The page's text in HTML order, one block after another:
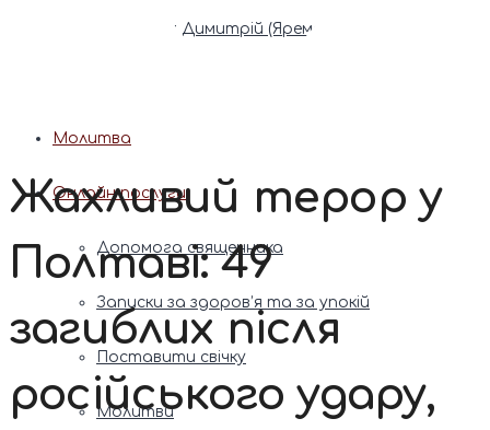
Патріарх Димитрій (Ярема)
Молитва
Онлайн послуги
Допомога священника
Записки за здоров’я та за упокій
Поставити свічку
Молитви
Жахливий терор у
Полтаві: 49
загиблих після
російського удару,